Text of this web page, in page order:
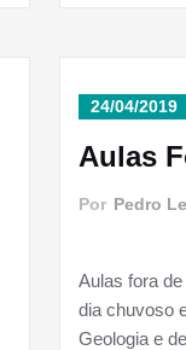
24/04/2019
Aulas
Por Pedro
Aulas fora de
dia chuvoso
Geologia e